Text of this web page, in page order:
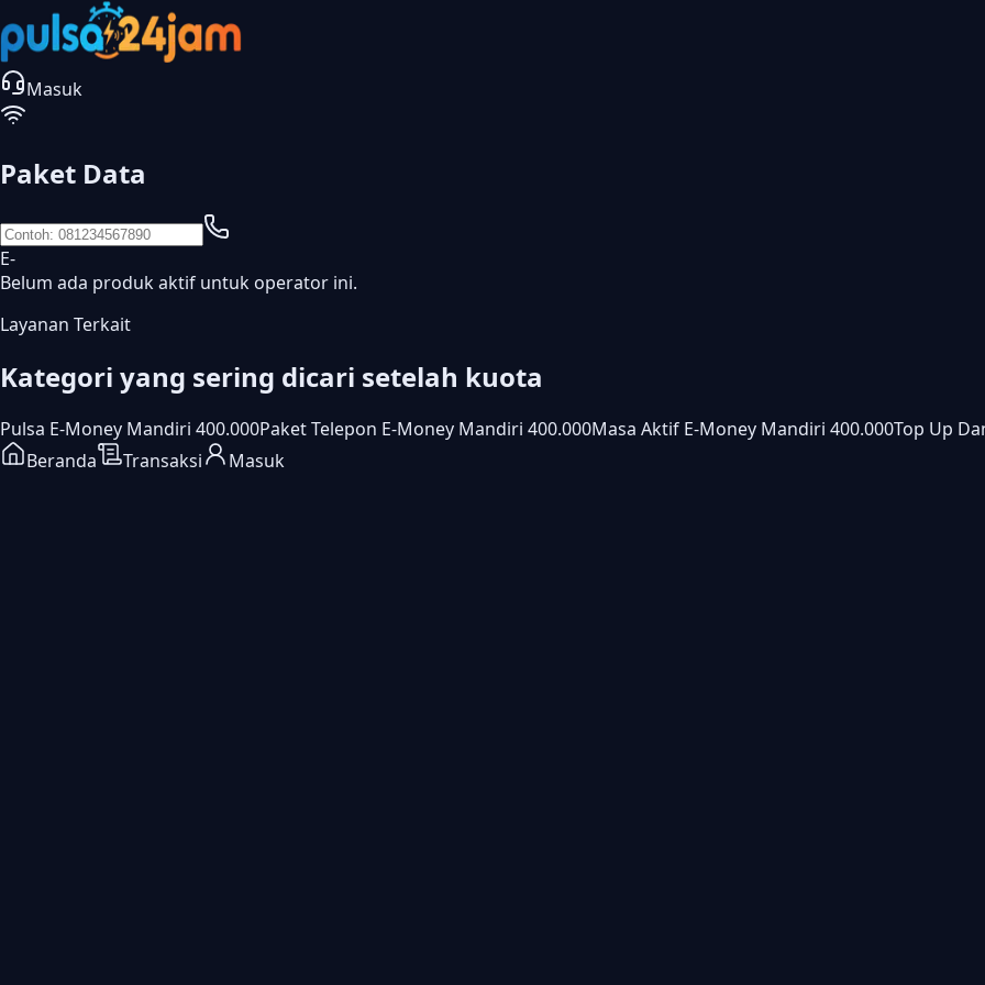
Masuk
Paket Data
E-
Belum ada produk aktif untuk operator ini.
Layanan Terkait
Kategori yang sering dicari setelah kuota
Pulsa E-Money Mandiri 400.000Paket Telepon E-Money Mandiri 400.000Masa Aktif E-Money Mandiri 400.000Top Up
Beranda
Transaksi Masuk